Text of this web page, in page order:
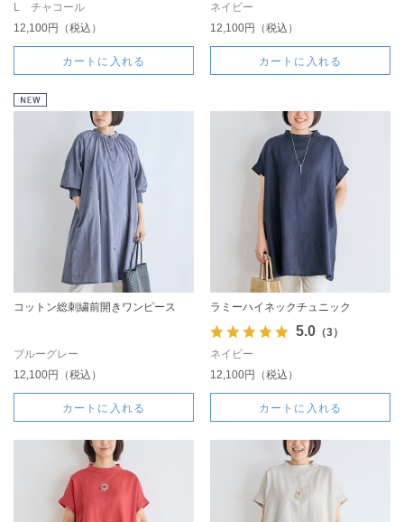
L チャコール
12,100円（税込）
カートに入れる
ネイビー
12,100円（税込）
カートに入れる
コットン総刺繍前開きワンピース
ブルーグレー
12,100円（税込）
カートに入れる
ラミーハイネックチュニック
5.0（3）
ネイビー
12,100円（税込）
カートに入れる